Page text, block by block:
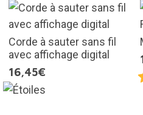
Corde à sauter sans fil
avec affichage digital
16,45€